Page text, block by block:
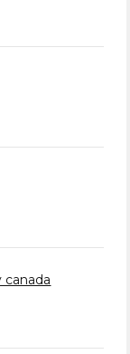
canada